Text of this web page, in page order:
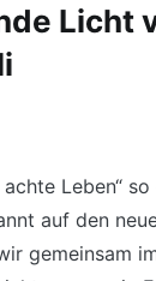
Licht
achte Leben“
auf den
gemeinsam